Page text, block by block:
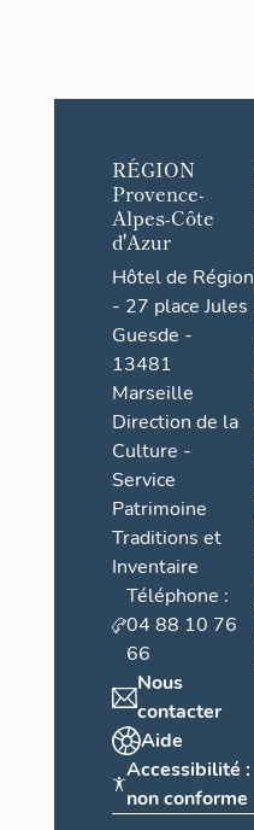
RÉGION
Provence-
Alpes-Côte
d'Azur
Hôtel de Région
- 27 place Jules
Guesde -
13481
Marseille
Direction de la
Culture -
Service
Patrimoine
Traditions et
Inventaire
Téléphone :
04 88 10 76
66
Nous
contacter
Aide
Accessibilité :
non conforme